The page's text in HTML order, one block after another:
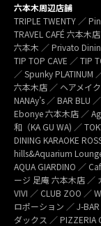
六本木周辺店舗
TRIPLE TWENTY ／
TRAVEL CAFÉ 六本木
六本木 ／ Privato
TIP TOP CAVE ／ TIP
／ Spunky PLATINUM
六本木店 ／ ヘアメイ
NANAy’s ／ BAR BLU
Ebonye 六本木店 ／
和（KA GU WA) ／
DINING KARAOKE
hills&Aquarium
AQUA GIARDINO ／
ージ 足庵 六本木店 ／
VIVI ／ CLUB ZOO ／
ロポーション ／ J-
ダックス ／ PIZZERIA